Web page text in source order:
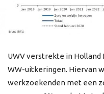
UWV verstrekte in Holland
WW-uitkeringen. Hiervan
werkzoekenden met een